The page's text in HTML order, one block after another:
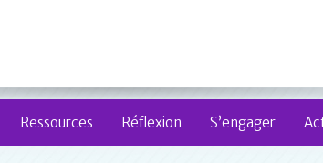
Ressources Réflexion S’engager